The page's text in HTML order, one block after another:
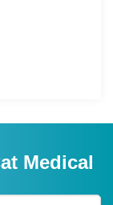
Medical